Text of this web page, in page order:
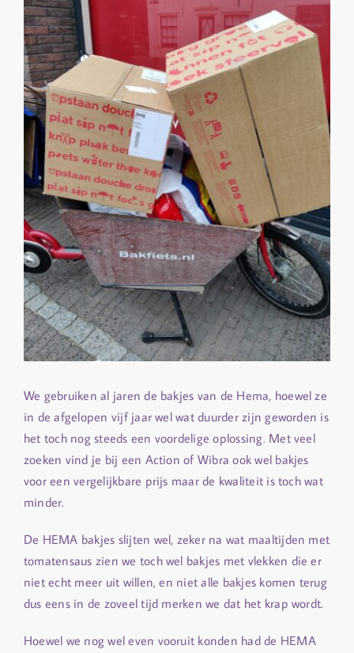
We gebruiken al jaren de bakjes van de Hema, hoewel ze
in de afgelopen vijf jaar wel wat duurder zijn geworden is
het toch nog steeds een voordelige oplossing. Met veel
zoeken vind je bij een Action of Wibra ook wel bakjes
voor een vergelijkbare prijs maar de kwaliteit is toch wat
minder.
De HEMA bakjes slijten wel, zeker na wat maaltijden met
tomatensaus zien we toch wel bakjes met vlekken die er
niet echt meer uit willen, en niet alle bakjes komen terug
dus eens in de zoveel tijd merken we dat het krap wordt.
Hoewel we nog wel even vooruit konden had de HEMA